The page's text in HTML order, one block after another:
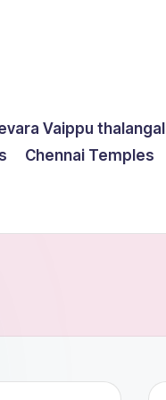
Vaippu thalangal
Chennai Temples